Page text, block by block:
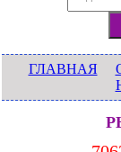
ГЛАВНАЯ